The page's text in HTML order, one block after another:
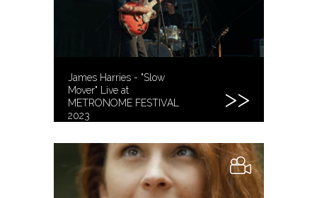
James Harries - "Slow
Mover" Live at
METRONOME FESTIVAL
2023